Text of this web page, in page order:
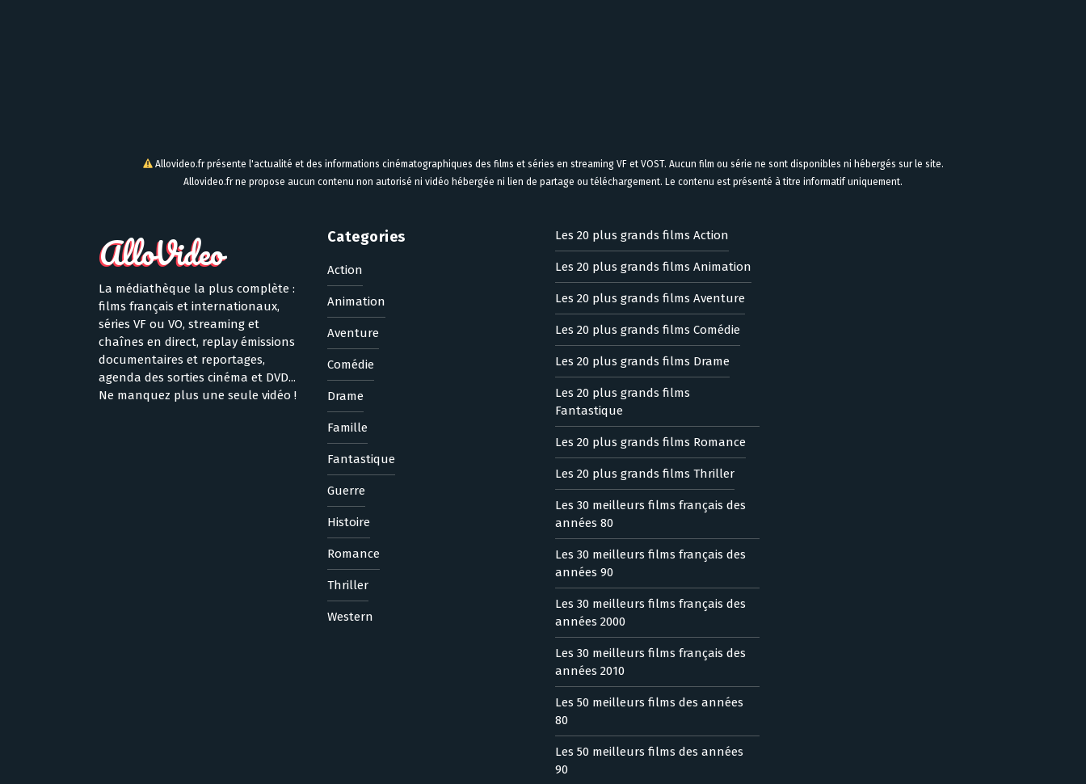
Allovideo.fr présente l'actualité et des informations cinématographiques des films et séries en streaming VF et VOST. Aucun film ou série ne sont disponibles ni hébergés sur le site.
Allovideo.fr ne propose aucun contenu non autorisé ni vidéo hébergée ni lien de partage ou téléchargement. Le contenu est présenté à titre informatif uniquement.
La médiathèque la plus complète :
films français et internationaux,
séries VF ou VO, streaming et
chaînes en direct, replay émissions
documentaires et reportages,
agenda des sorties cinéma et DVD...
Ne manquez plus une seule vidéo !
Categories
Action
Animation
Aventure
Comédie
Drame
Famille
Fantastique
Guerre
Histoire
Romance
Thriller
Western
Les 20 plus grands films Action
Les 20 plus grands films Animation
Les 20 plus grands films Aventure
Les 20 plus grands films Comédie
Les 20 plus grands films Drame
Les 20 plus grands films
Fantastique
Les 20 plus grands films Romance
Les 20 plus grands films Thriller
Les 30 meilleurs films français des
années 80
Les 30 meilleurs films français des
années 90
Les 30 meilleurs films français des
années 2000
Les 30 meilleurs films français des
années 2010
Les 50 meilleurs films des années
80
Les 50 meilleurs films des années
90